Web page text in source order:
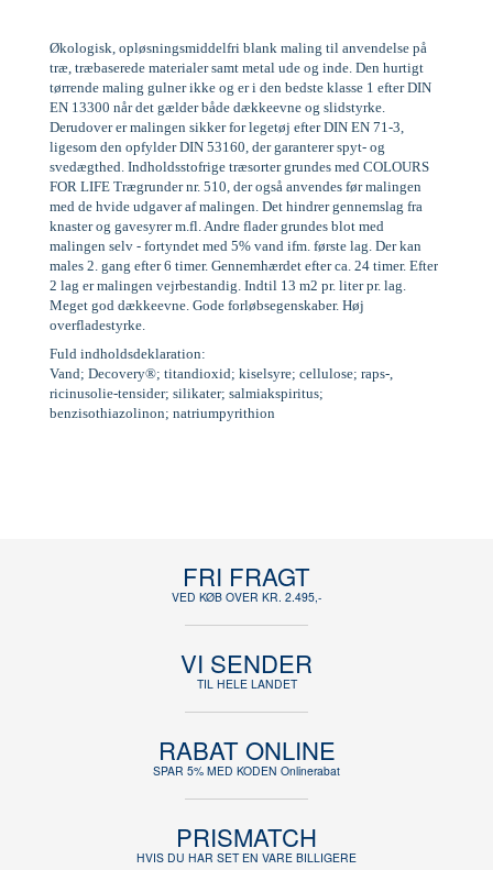
Økologisk, opløsningsmiddelfri blank maling til anvendelse på
træ, træbaserede materialer samt metal ude og inde. Den hurtigt
tørrende maling gulner ikke og er i den bedste klasse 1 efter DIN
EN 13300 når det gælder både dækkeevne og slidstyrke.
Derudover er malingen sikker for legetøj efter DIN EN 71-3,
ligesom den opfylder DIN 53160, der garanterer spyt- og
svedægthed. Indholdsstofrige træsorter grundes med COLOURS
FOR LIFE Trægrunder nr. 510, der også anvendes før malingen
med de hvide udgaver af malingen. Det hindrer gennemslag fra
knaster og gavesyrer m.fl. Andre flader grundes blot med
malingen selv - fortyndet med 5% vand ifm. første lag. Der kan
males 2. gang efter 6 timer. Gennemhærdet efter ca. 24 timer. Efter
2 lag er malingen vejrbestandig. Indtil 13 m2 pr. liter pr. lag.
Meget god dækkeevne. Gode forløbsegenskaber. Høj
overfladestyrke.
Fuld indholdsdeklaration:
Vand; Decovery®; titandioxid; kiselsyre; cellulose; raps-,
ricinusolie-tensider; silikater; salmiakspiritus;
benzisothiazolinon; natriumpyrithion
FRI FRAGT
VED KØB OVER KR. 2.495,-
VI SENDER
TIL HELE LANDET
RABAT ONLINE
SPAR 5% MED KODEN Onlinerabat
PRISMATCH
HVIS DU HAR SET EN VARE BILLIGERE